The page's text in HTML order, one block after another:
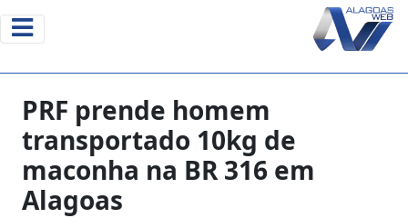
PRF prende homem
transportado 10kg de
maconha na BR 316 em
Alagoas